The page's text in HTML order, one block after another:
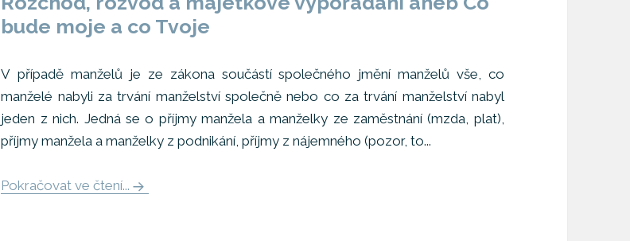
bude moje a co Tvoje
V případě manželů je ze zákona součástí společného jmění manželů vše, co
manželé nabyli za trvání manželství společně nebo co za trvání manželství nabyl
jeden z nich. Jedná se o příjmy manžela a manželky ze zaměstnání (mzda, plat),
příjmy manžela a manželky z podnikání, příjmy z nájemného (pozor, to...
Pokračovat ve čtení...